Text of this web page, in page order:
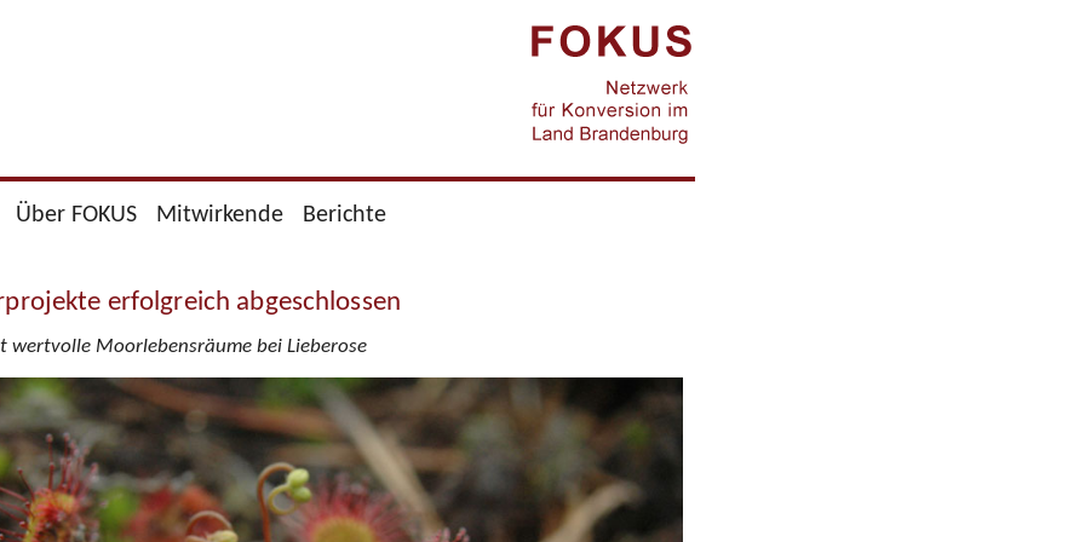
erfolgreich abgeschlossen
wertvolle Moorlebensräume bei Lieberose
Über FOKUS Mitwirkende Berichte